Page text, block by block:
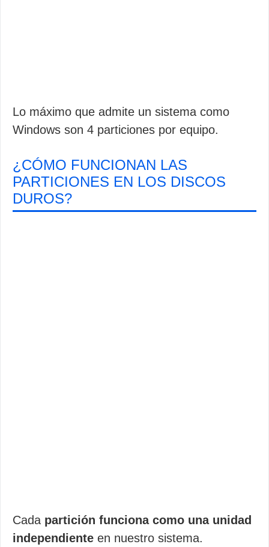
Lo máximo que admite un sistema como
Windows son 4 particiones por equipo.
¿CÓMO FUNCIONAN LAS
PARTICIONES EN LOS DISCOS
DUROS?
Cada partición funciona como una unidad
independiente en nuestro sistema.